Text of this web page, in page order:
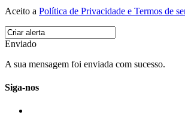
Aceito a Política de Privacidade e Termos de
Enviado
A sua mensagem foi enviada com sucesso.
Siga-nos